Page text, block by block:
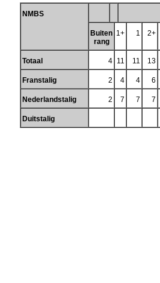
NMBS
Buiten
rang
1+ 1 2+
Totaal 4 11 11 13
Franstalig 2 4 4 6
Nederlandstalig 2 7 7 7
Duitstalig